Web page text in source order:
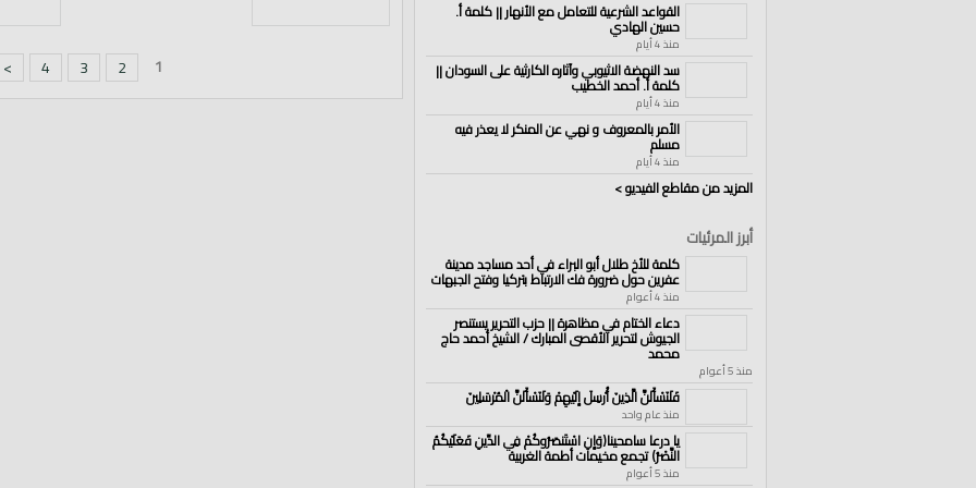
القواعد الشرعية للتعامل مع الأنهار || كلمة أ.
حسين الهادي
منذ 4 أيام
سد النهضة الاثيوبي وآثاره الكارثية على السودان ||
كلمة أ. أحمد الخطيب
منذ 4 أيام
الأمر بالمعروف و نهي عن المنكر لا يعذر فيه
مسلم
منذ 4 أيام
المزيد من مقاطع الفيديو >
أبرز المرئيات
كلمة للأخ طلال أبو البراء في أحد مساجد مدينة
عفرين حول ضرورة فك الارتباط بتركيا وفتح الجبهات
منذ 4 أعوام
دعاء الختام في مظاهرة || حزب التحرير يستنصر
الجيوش لتحرير الأقصى المبارك / الشيخ أحمد حاج
محمد
منذ 5 أعوام
فَلَنَسْأَلَنَّ الَّذِينَ أُرْسِلَ إِلَيْهِمْ وَلَنَسْأَلَنَّ الْمُرْسَلِينَ
منذ عام واحد
يا درعا سامحينا(وَإِنِ اسْتَنصَرُوكُمْ فِي الدِّينِ فَعَلَيْكُمُ
النَّصْرُ) تجمع مخيمات أطمة الغربية
منذ 5 أعوام
1
2
3
4
>